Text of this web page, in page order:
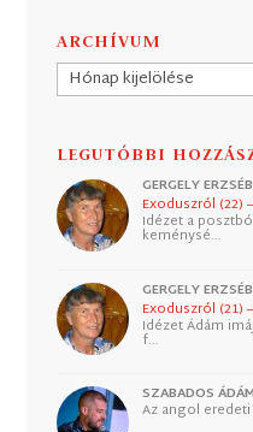
ARCHÍVUM
Archívum
LEGUTÓBBI
GERGELY
Exoduszról (22)
Idézet a
keménysé…
GERGELY
Exoduszról (21)
Idézet Ádám
f…
SZABADOS ÁDÁM
Az angol